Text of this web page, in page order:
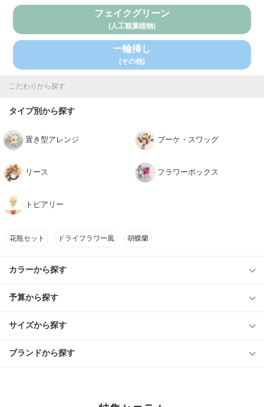
フェイクグリーン
(人工観葉植物)
一輪挿し
(その他)
こだわりから探す
タイプ別から探す
置き型アレンジ ブーケ・スワッグ
リース フラワーボックス
トピアリー
花瓶セット ドライフラワー風 胡蝶蘭
カラーから探す
予算から探す
サイズから探す
ブランドから探す